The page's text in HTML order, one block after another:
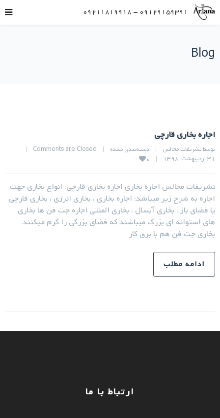
Blog
اجاره بخاری قارچی
توسط تشریفات مجالس | دسته‌بندی نشده |
Comments are Closed
|
31 اردیبهشت, 1398
|
0
تشریفات مجالس اجاره بخاری اجاره بخاری قارچی: انواع بخاری جهت
اجاره به شرح زیر میباشد: اجاره بخاری ، بخاری انرژی ، بخاری قارچی
یا فضای باز ، بخاری آبسال ، بخاری المنتی اجاره جت فن ها بخاری
های استوانه ای بزرگ میباشند که فضای بزرگی را گرم میکنند.
بخاری جت فن هم با برق کار
ادامه مطلب
ارتباط با ما
09129159391 – 09211819918